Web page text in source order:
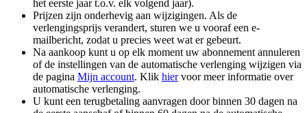
het eerste jaar t.o.v. elk volgend jaar).
Prijzen zijn onderhevig aan wijzigingen. Als de
verlengingsprijs verandert, sturen we u vooraf een e-
mailbericht, zodat u precies weet wat er gebeurt.
Na aankoop kunt u op elk moment uw abonnement annuleren
of de instellingen van de automatische verlenging wijzigen via
de pagina Mijn account. Klik hiervoor meer informatie over
automatische verlenging.
U kunt een terugbetaling aanvragen door binnen 30 dagen na